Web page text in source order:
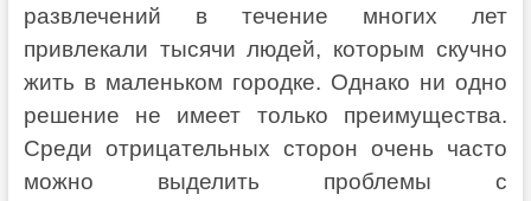
развлечений в течение многих лет
привлекали тысячи людей, которым скучно
жить в маленьком городке. Однако ни одно
решение не имеет только преимущества.
Среди отрицательных сторон очень часто
можно выделить проблемы с